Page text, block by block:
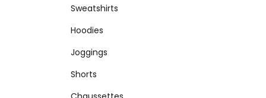
Sweatshirts
Hoodies
Joggings
Shorts